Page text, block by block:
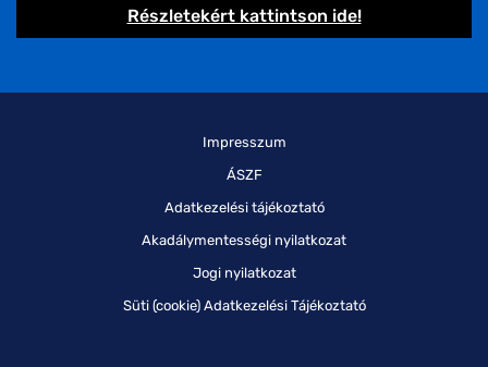
Részletekért kattintson ide!
Impresszum
ÁSZF
Adatkezelési tájékoztató
Akadálymentességi nyilatkozat
Jogi nyilatkozat
Süti (cookie) Adatkezelési Tájékoztató